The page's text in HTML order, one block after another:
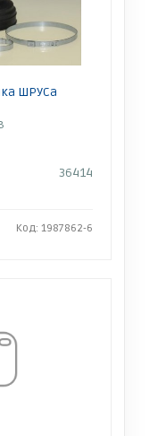
ШРУСа
36414
Код: 1987862-6